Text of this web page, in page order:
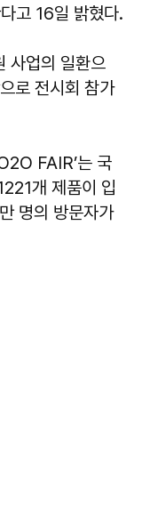
고 16일 밝혔다.
사업의 일환으
로 전시회 참가
FAIR’는 국
개 제품이 입
명의 방문자가